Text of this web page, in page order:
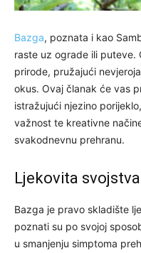
Bazga, poznata i kao
raste uz ograde ili
prirode, pružajući
okus. Ovaj članak će vas
istražujući njezino
važnost te kreativne
svakodnevnu prehranu.
Ljekovita
Bazga je pravo skladište
poznati su po svojoj
u smanjenju simptoma